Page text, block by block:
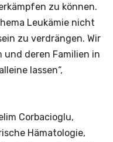
zu können.
Leukämie nicht
zu verdrängen. Wir
deren Familien in
lassen“,
Corbacioglu,
Hämatologie,